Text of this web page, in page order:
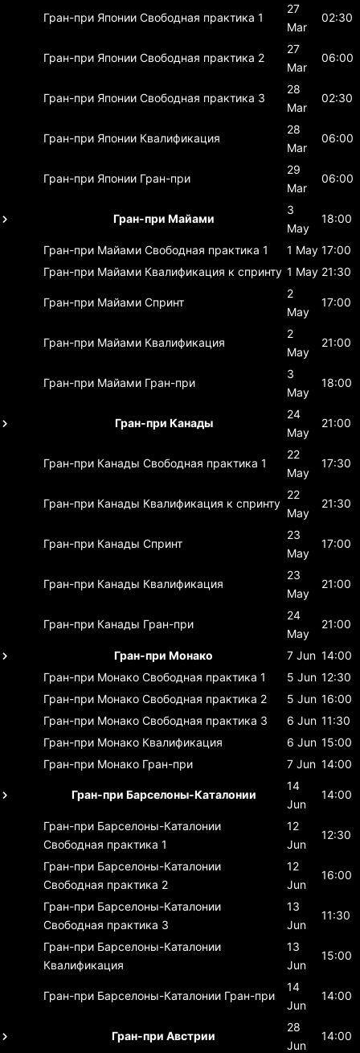
Гран-при Японии Свободная практика 1
27
Mar
02:30
Гран-при Японии Свободная практика 2
27
Mar
06:00
Гран-при Японии Свободная практика 3
28
Mar
02:30
Гран-при Японии Квалификация
28
Mar
06:00
Гран-при Японии Гран-при
29
Mar
06:00
Гран-при Майами
3
May
18:00
Гран-при Майами Свободная практика 1 1 May 17:00
Гран-при Майами Квалификация к спринту 1 May 21:30
Гран-при Майами Спринт
2
May
17:00
Гран-при Майами Квалификация
2
May
21:00
Гран-при Майами Гран-при
3
May
18:00
Гран-при Канады
24
May
21:00
Гран-при Канады Свободная практика 1
22
May
17:30
Гран-при Канады Квалификация к спринту
22
May
21:30
Гран-при Канады Спринт
23
May
17:00
Гран-при Канады Квалификация
23
May
21:00
Гран-при Канады Гран-при
24
May
21:00
Гран-при Монако 7 Jun 14:00
Гран-при Монако Свободная практика 1 5 Jun 12:30
Гран-при Монако Свободная практика 2 5 Jun 16:00
Гран-при Монако Свободная практика 3 6 Jun 11:30
Гран-при Монако Квалификация 6 Jun 15:00
Гран-при Монако Гран-при 7 Jun 14:00
Гран-при Барселоны-Каталонии
14
Jun
14:00
Гран-при Барселоны-Каталонии
Свободная практика 1
12
Jun
12:30
Гран-при Барселоны-Каталонии
Свободная практика 2
12
Jun
16:00
Гран-при Барселоны-Каталонии
Свободная практика 3
13
Jun
11:30
Гран-при Барселоны-Каталонии
Квалификация
13
Jun
15:00
Гран-при Барселоны-Каталонии Гран-при
14
Jun
14:00
Гран-при Австрии
28
Jun
14:00